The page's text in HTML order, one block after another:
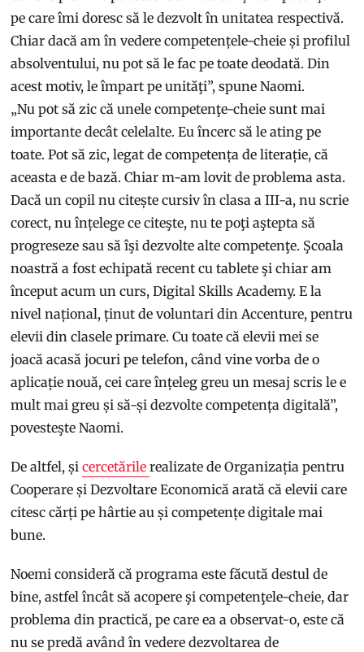
pe care îmi doresc să le dezvolt în unitatea respectivă.
Chiar dacă am în vedere competențele-cheie și profilul
absolventului, nu pot să le fac pe toate deodată. Din
acest motiv, le împart pe unităţi”, spune Naomi.
„Nu pot să zic că unele competenţe-cheie sunt mai
importante decât celelalte. Eu încerc să le ating pe
toate. Pot să zic, legat de competența de literație, că
aceasta e de bază. Chiar m-am lovit de problema asta.
Dacă un copil nu citește cursiv în clasa a III-a, nu scrie
corect, nu înțelege ce citeşte, nu te poţi aştepta să
progreseze sau să îşi dezvolte alte competenţe. Şcoala
noastră a fost echipată recent cu tablete şi chiar am
început acum un curs, Digital Skills Academy. E la
nivel național, ținut de voluntari din Accenture, pentru
elevii din clasele primare. Cu toate că elevii mei se
joacă acasă jocuri pe telefon, când vine vorba de o
aplicație nouă, cei care înțeleg greu un mesaj scris le e
mult mai greu și să-și dezvolte competența digitală”,
povesteşte Naomi.
De altfel, șicercetărilerealizate de Organizația pentru
Cooperare și Dezvoltare Economică arată că elevii care
citesc cărți pe hârtie au și competențe digitale mai
bune.
Noemi consideră că programa este făcută destul de
bine, astfel încât să acopere şi competenţele-cheie, dar
problema din practică, pe care ea a observat-o, este că
nu se predă având în vedere dezvoltarea de